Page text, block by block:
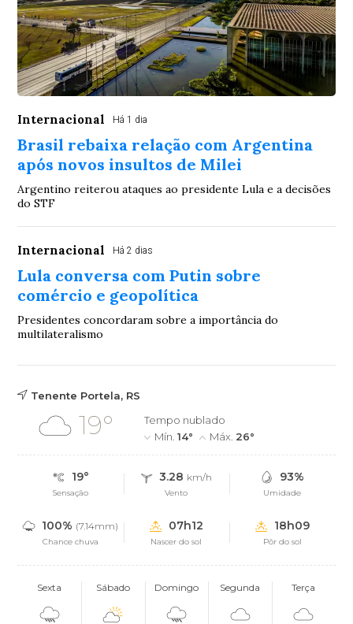
Internacional Há 1 dia
Brasil rebaixa relação com Argentina
após novos insultos de Milei
Argentino reiterou ataques ao presidente Lula e a decisões
do STF
Internacional Há 2 dias
Lula conversa com Putin sobre
comércio e geopolítica
Presidentes concordaram sobre a importância do
multilateralismo
Tenente Portela, RS
19°
Tempo nublado
Mín.14° Máx. 26°
19°
Sensação
3.28 km/h
Vento
93%
Umidade
100% (7.14mm)
Chance chuva
07h12
Nascer do sol
18h09
Pôr do sol
Sexta Sábado Domingo Segunda Terça